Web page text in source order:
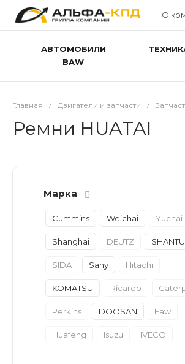
О
АВТОМОБИЛИ
BAW
Главная / Двигатели и запчасти /
Ремни HUATAI
Марка
Cummins Weichai Yuchai
Shanghai DEUTZ
SIDA Sany Hitachi
KOMATSU Ricardo
Perkins DOOSAN Faw
Huafeng Isuzu IVECO